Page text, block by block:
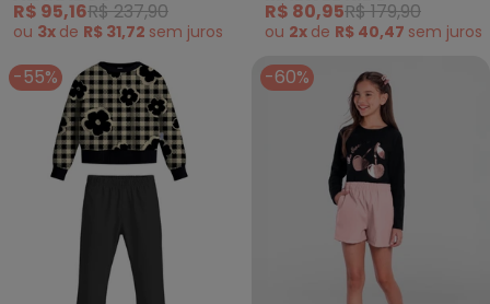
(Preto)
R$ 95,16R$ 237,90
ou 3x de R$ 31,72 sem juros
R$ 80,95R$ 179,90
ou 2x de R$ 40,47 sem juros
-55% -60%